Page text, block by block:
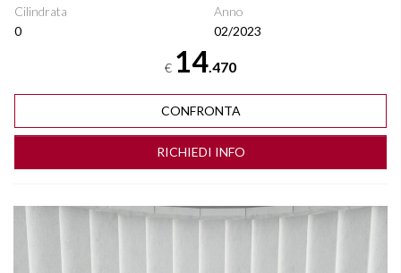
Cilindrata
0
Anno
02/2023
€ 14.470
CONFRONTA
RICHIEDI INFO
Vedi dettagli